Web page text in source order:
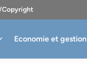
Copyright
Economie et gestion